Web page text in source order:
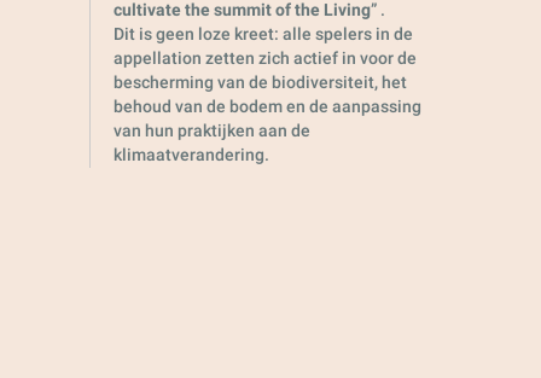
cultivate the summit of the Living” .
Dit is geen loze kreet: alle spelers in de
appellation zetten zich actief in voor de
bescherming van de biodiversiteit, het
behoud van de bodem en de aanpassing
van hun praktijken aan de
klimaatverandering.